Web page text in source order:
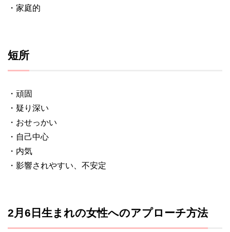
・家庭的
短所
・頑固
・疑り深い
・おせっかい
・自己中心
・内気
・影響されやすい、不安定
2月6日生まれの女性へのアプローチ方法